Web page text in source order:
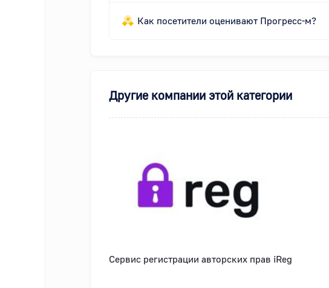
Как посетители оценивают Прогресс-м?
Другие компании этой категории
Сервис регистрации авторских прав iReg